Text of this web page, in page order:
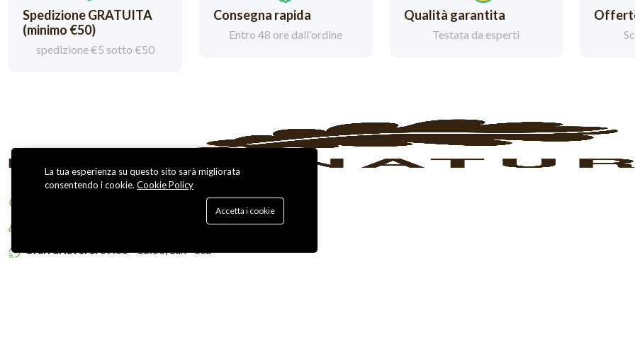
Spedizione GRATUITA
(minimo €50)
spedizione €5 sotto €50
Consegna rapida
Entro 48 ore dall'ordine
Qualità garantita
Testata da esperti
Via G. Cimabue, 3 - Monza (MB)
Orari di lavoro:09:00 - 18:00, Lun - Sab
La tua esperienza su questo sito sarà migliorata
consentendo i cookie. Cookie Policy
Accetta i cookie